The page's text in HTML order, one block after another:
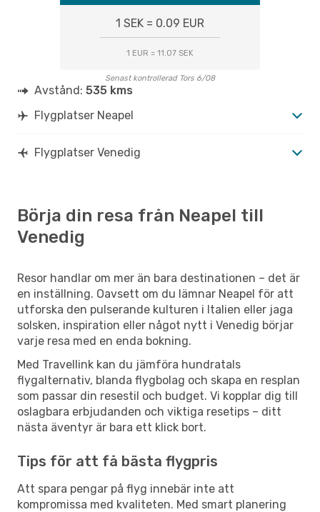
1 SEK = 0.09 EUR
1 EUR = 11.07 SEK
Senast kontrollerad Tors 6/08
Avstånd: 535 kms
Flygplatser Neapel
Flygplatser Venedig
Börja din resa från Neapel till
Venedig
Resor handlar om mer än bara destinationen – det är
en inställning. Oavsett om du lämnar Neapel för att
utforska den pulserande kulturen i Italien eller jaga
solsken, inspiration eller något nytt i Venedig börjar
varje resa med en enda bokning.
Med Travellink kan du jämföra hundratals
flygalternativ, blanda flygbolag och skapa en resplan
som passar din resestil och budget. Vi kopplar dig till
oslagbara erbjudanden och viktiga resetips – ditt
nästa äventyr är bara ett klick bort.
Tips för att få bästa flygpris
Att spara pengar på flyg innebär inte att
kompromissa med kvaliteten. Med smart planering